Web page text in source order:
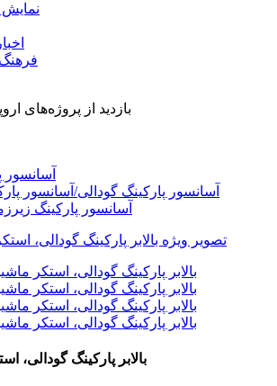
آسانسور
آسانسور پارکینگ گودالی/آسانسور
آسانسور پارکینگ
بالابر پارکینگ گودالی،